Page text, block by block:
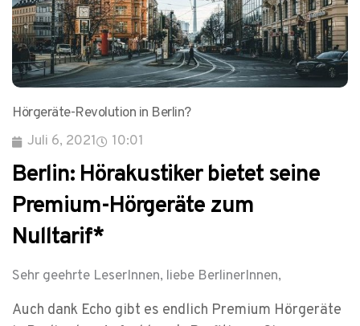
Hörgeräte-Revolution in Berlin?
Juli 6, 2021
10:01
Berlin: Hörakustiker bietet seine
Premium-Hörgeräte zum
Nulltarif*
Sehr geehrte LeserInnen, liebe BerlinerInnen,
Auch dank Echo gibt es endlich Premium Hörgeräte